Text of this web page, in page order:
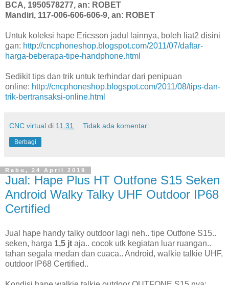
BCA, 1950578277, an: ROBET
Mandiri, 117-006-606-606-9, an: ROBET
Untuk koleksi hape Ericsson jadul lainnya, boleh liat2 disini
gan: http://cncphoneshop.blogspot.com/2011/07/daftar-
harga-beberapa-tipe-handphone.html
Sedikit tips dan trik untuk terhindar dari penipuan
online: http://cncphoneshop.blogspot.com/2011/08/tips-dan-
trik-bertransaksi-online.html
CNC virtual di 11.31 Tidak ada komentar:
Berbagi
Rabu, 24 April 2019
Jual: Hape Plus HT Outfone S15 Seken
Android Walky Talky UHF Outdoor IP68
Certified
Jual hape handy talky outdoor lagi neh.. tipe Outfone S15..
seken, harga 1,5 jt aja.. cocok utk kegiatan luar ruangan..
tahan segala medan dan cuaca.. Android, walkie talkie UHF,
outdoor IP68 Certified..